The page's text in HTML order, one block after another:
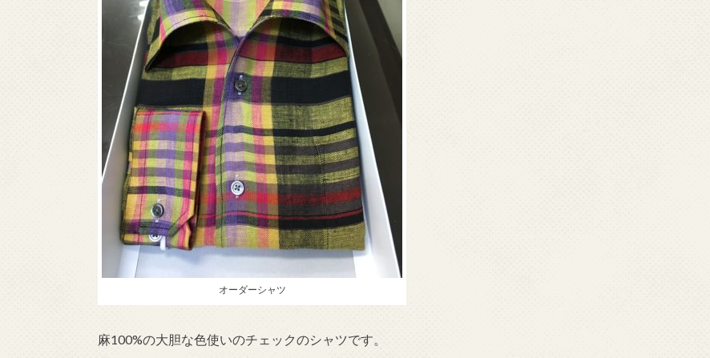
オーダーシャツ
麻100%の大胆な色使いのチェックのシャツです。